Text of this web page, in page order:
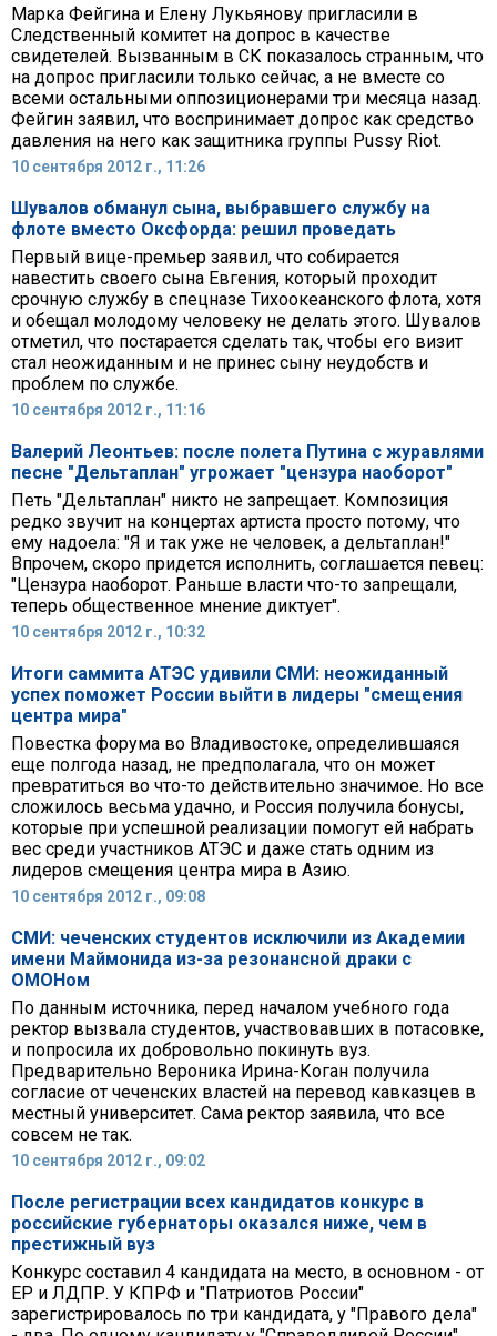
Марка Фейгина и Елену Лукьянову пригласили в
Следственный комитет на допрос в качестве
свидетелей. Вызванным в СК показалось странным, что
на допрос пригласили только сейчас, а не вместе со
всеми остальными оппозиционерами три месяца назад.
Фейгин заявил, что воспринимает допрос как средство
давления на него как защитника группы Pussy Riot.
10 сентября 2012 г., 11:26
Шувалов обманул сына, выбравшего службу на
флоте вместо Оксфорда: решил проведать
Первый вице-премьер заявил, что собирается
навестить своего сына Евгения, который проходит
срочную службу в спецназе Тихоокеанского флота, хотя
и обещал молодому человеку не делать этого. Шувалов
отметил, что постарается сделать так, чтобы его визит
стал неожиданным и не принес сыну неудобств и
проблем по службе.
10 сентября 2012 г., 11:16
Валерий Леонтьев: после полета Путина с журавлями
песне "Дельтаплан" угрожает "цензура наоборот"
Петь "Дельтаплан" никто не запрещает. Композиция
редко звучит на концертах артиста просто потому, что
ему надоела: "Я и так уже не человек, а дельтаплан!"
Впрочем, скоро придется исполнить, соглашается певец:
"Цензура наоборот. Раньше власти что-то запрещали,
теперь общественное мнение диктует".
10 сентября 2012 г., 10:32
Итоги саммита АТЭС удивили СМИ: неожиданный
успех поможет России выйти в лидеры "смещения
центра мира"
Повестка форума во Владивостоке, определившаяся
еще полгода назад, не предполагала, что он может
превратиться во что-то действительно значимое. Но все
сложилось весьма удачно, и Россия получила бонусы,
которые при успешной реализации помогут ей набрать
вес среди участников АТЭС и даже стать одним из
лидеров смещения центра мира в Азию.
10 сентября 2012 г., 09:08
СМИ: чеченских студентов исключили из Академии
имени Маймонида из-за резонансной драки с
ОМОНом
По данным источника, перед началом учебного года
ректор вызвала студентов, участвовавших в потасовке,
и попросила их добровольно покинуть вуз.
Предварительно Вероника Ирина-Коган получила
согласие от чеченских властей на перевод кавказцев в
местный университет. Сама ректор заявила, что все
совсем не так.
10 сентября 2012 г., 09:02
После регистрации всех кандидатов конкурс в
российские губернаторы оказался ниже, чем в
престижный вуз
Конкурс составил 4 кандидата на место, в основном - от
ЕР и ЛДПР. У КПРФ и "Патриотов России"
зарегистрировалось по три кандидата, у "Правого дела"